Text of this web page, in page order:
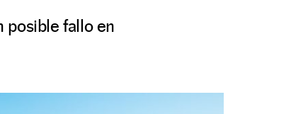
posible fallo en